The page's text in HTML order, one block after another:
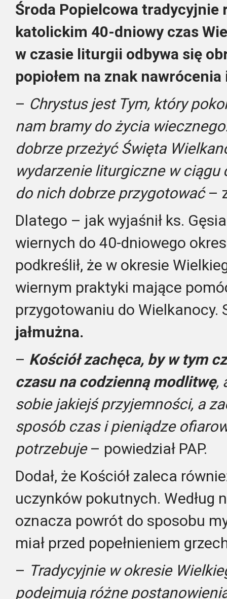
Środa Popielcowa tradycyjnie
katolickim 40-dniowy czas
w czasie liturgii odbywa się
popiołem na znak nawrócenia
– Chrystus jest Tym, który
nam bramy do życia
dobrze przeżyć Święta
wydarzenie liturgiczne w ciągu
do nich dobrze przygotować–
Dlatego – jak wyjaśnił ks.
wiernych do 40-dniowego
podkreślił, że w okresie
wiernym praktyki mające
przygotowaniu do Wielkanocy.
jałmużna.
– Kościół zachęca, by w tym
czasu na codzienną modlitwę,
sobie jakiejś przyjemności, a
sposób czas i pieniądze
potrzebuje– powiedział PAP.
Dodał, że Kościół zaleca
uczynków pokutnych. Według
oznacza powrót do sposobu
miał przed popełnieniem
– Tradycyjnie w okresie
podejmują różne